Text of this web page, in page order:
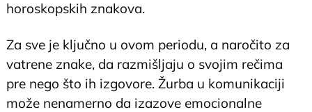
horoskopskih znakova.
Za sve je ključno u ovom periodu, a naročito za
vatrene znake, da razmišljaju o svojim rečima
pre nego što ih izgovore. Žurba u komunikaciji
može nenamerno da izazove emocionalne